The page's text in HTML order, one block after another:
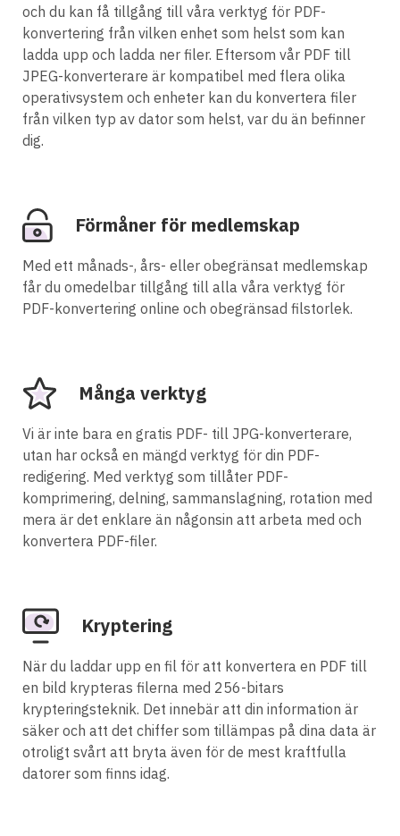
och du kan få tillgång till våra verktyg för PDF-
konvertering från vilken enhet som helst som kan
ladda upp och ladda ner filer. Eftersom vår PDF till
JPEG-konverterare är kompatibel med flera olika
operativsystem och enheter kan du konvertera filer
från vilken typ av dator som helst, var du än befinner
dig.
Förmåner för medlemskap
Med ett månads-, års- eller obegränsat medlemskap
får du omedelbar tillgång till alla våra verktyg för
PDF-konvertering online och obegränsad filstorlek.
Många verktyg
Vi är inte bara en gratis PDF- till JPG-konverterare,
utan har också en mängd verktyg för din PDF-
redigering. Med verktyg som tillåter PDF-
komprimering, delning, sammanslagning, rotation med
mera är det enklare än någonsin att arbeta med och
konvertera PDF-filer.
Kryptering
När du laddar upp en fil för att konvertera en PDF till
en bild krypteras filerna med 256-bitars
krypteringsteknik. Det innebär att din information är
säker och att det chiffer som tillämpas på dina data är
otroligt svårt att bryta även för de mest kraftfulla
datorer som finns idag.